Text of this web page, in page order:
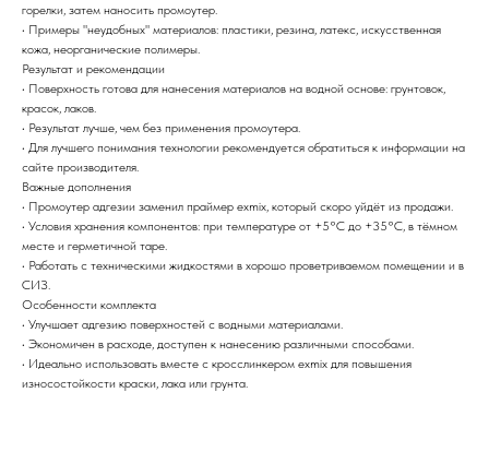
горелки, затем наносить промоутер.
• Примеры "неудобных" материалов: пластики, резина, латекс, искусственная
кожа, неорганические полимеры.
Результат и рекомендации
• Поверхность готова для нанесения материалов на водной основе: грунтовок,
красок, лаков.
• Результат лучше, чем без применения промоутера.
• Для лучшего понимания технологии рекомендуется обратиться к информации на
сайте производителя.
Важные дополнения
• Промоутер адгезии заменил праймер exmix, который скоро уйдёт из продажи.
• Условия хранения компонентов: при температуре от +5°С до +35°С, в тёмном
месте и герметичной таре.
• Работать с техническими жидкостями в хорошо проветриваемом помещении и в
СИЗ.
Особенности комплекта
• Улучшает адгезию поверхностей с водными материалами.
• Экономичен в расходе, доступен к нанесению различными способами.
• Идеально использовать вместе с кросслинкером exmix для повышения
износостойкости краски, лака или грунта.